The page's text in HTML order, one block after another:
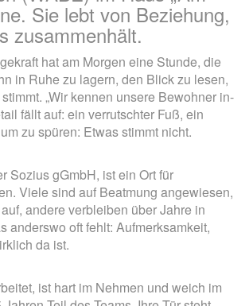
Sie lebt von Beziehung,
zusammenhält.
hat am Morgen eine Stunde, die
in Ruhe zu lagern, den Blick zu lesen,
„Wir kennen unsere Bewohner in-
fällt auf: ein verrutschter Fuß, ein
zu spüren: Etwas stimmt nicht.
Sozius gGmbH, ist ein Ort für
Viele sind auf Beatmung angewiesen,
andere verbleiben über Jahre in
anderswo oft fehlt: Aufmerksamkeit,
da ist.
ist hart im Nehmen und weich im